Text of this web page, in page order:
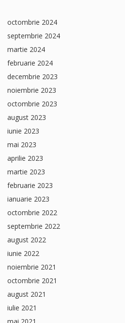
octombrie 2024
septembrie 2024
martie 2024
februarie 2024
decembrie 2023
noiembrie 2023
octombrie 2023
august 2023
iunie 2023
mai 2023
aprilie 2023
martie 2023
februarie 2023
ianuarie 2023
octombrie 2022
septembrie 2022
august 2022
iunie 2022
noiembrie 2021
octombrie 2021
august 2021
iulie 2021